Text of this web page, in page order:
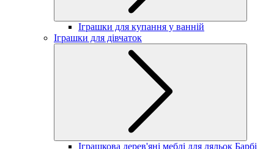
Іграшки для купання у ванній
Іграшки для дівчаток
Іграшкова дерев'яні меблі для ляльок Барбі